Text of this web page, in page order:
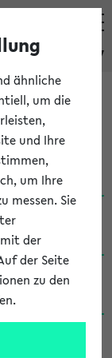
eKVV
/ B.A.
B.A.
/ B.A.
Ba
ähnliche
um die
und Ihre
um Ihre
messen. Sie
der
der Seite
zu den